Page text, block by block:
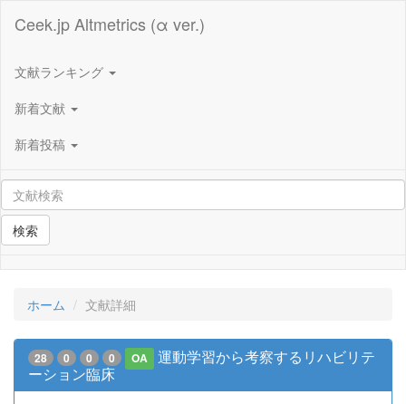
Ceek.jp Altmetrics (α ver.)
文献ランキング
新着文献
新着投稿
検索
ホーム 文献詳細
28 0 0 0 OA
運動学習から考察するリハビリテ
ーション臨床